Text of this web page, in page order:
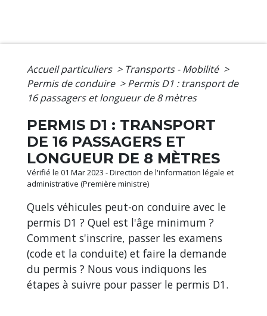
Accueil particuliers > Transports - Mobilité >
Permis de conduire > Permis D1 : transport de
16 passagers et longueur de 8 mètres
PERMIS D1 : TRANSPORT
DE 16 PASSAGERS ET
LONGUEUR DE 8 MÈTRES
Vérifié le 01 Mar 2023 - Direction de l'information légale et
administrative (Première ministre)
Quels véhicules peut-on conduire avec le
permis D1 ? Quel est l'âge minimum ?
Comment s'inscrire, passer les examens
(code et la conduite) et faire la demande
du permis ? Nous vous indiquons les
étapes à suivre pour passer le permis D1.